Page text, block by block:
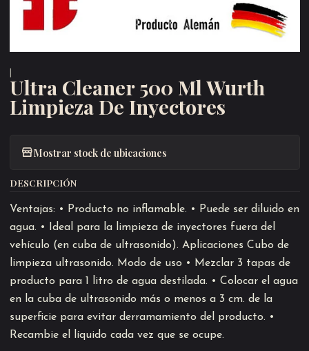
Ultra Cleaner 500 Ml Wurth
Limpieza De Inyectores
Mostrar stock de ubicaciones
DESCRIPCIÓN
Ventajas: • Producto no inflamable. • Puede ser diluido en
agua. • Ideal para la limpieza de inyectores fuera del
vehículo (en cuba de ultrasonido). Aplicaciones Cubo de
limpieza ultrasonido. Modo de uso • Mezclar 3 tapas de
producto para 1 litro de agua destilada. • Colocar el agua
en la cuba de ultrasonido más o menos a 3 cm. de la
superficie para evitar derramamiento del producto. •
Recambie el líquido cada vez que se ocupe.